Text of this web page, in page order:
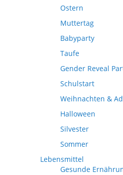
Ostern
Muttertag
Babyparty
Taufe
Gender Reveal
Schulstart
Weihnachten &
Halloween
Silvester
Sommer
Lebensmittel
Gesunde